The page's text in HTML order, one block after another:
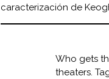
caracterización de
Who gets
theaters.